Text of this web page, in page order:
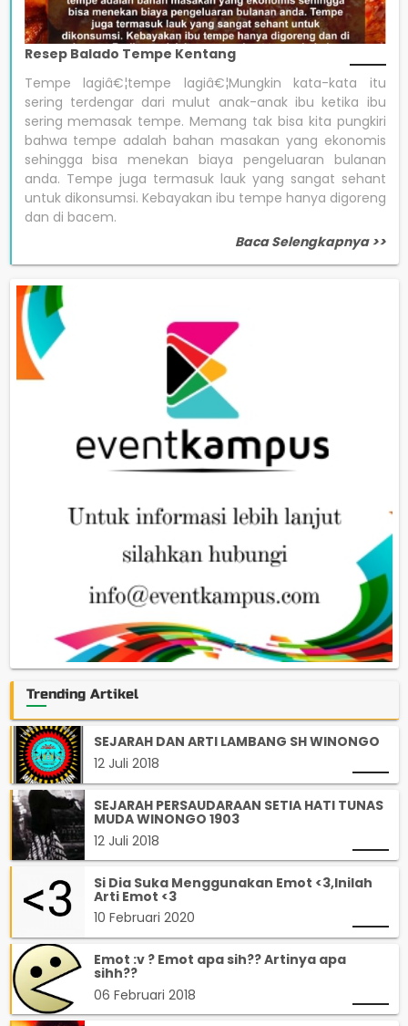
Resep Balado Tempe Kentang
Tempe lagiâ€¦tempe lagiâ€¦Mungkin kata-kata itu
sering terdengar dari mulut anak-anak ibu ketika ibu
sering memasak tempe. Memang tak bisa kita pungkiri
bahwa tempe adalah bahan masakan yang ekonomis
sehingga bisa menekan biaya pengeluaran bulanan
anda. Tempe juga termasuk lauk yang sangat sehant
untuk dikonsumsi. Kebayakan ibu tempe hanya digoreng
dan di bacem.
Baca Selengkapnya >>
Trending Artikel
SEJARAH DAN ARTI LAMBANG SH WINONGO
12 Juli 2018
SEJARAH PERSAUDARAAN SETIA HATI TUNAS
MUDA WINONGO 1903
12 Juli 2018
Si Dia Suka Menggunakan Emot <3,Inilah
Arti Emot <3
10 Februari 2020
Emot :v ? Emot apa sih?? Artinya apa
sihh??
06 Februari 2018